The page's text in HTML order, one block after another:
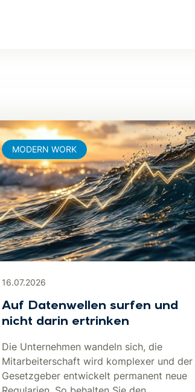
16.07.2026
Auf Datenwellen surfen und
nicht darin ertrinken
Die Unternehmen wandeln sich, die
Mitarbeiterschaft wird komplexer und der
Gesetzgeber entwickelt permanent neue
MODERN WORK